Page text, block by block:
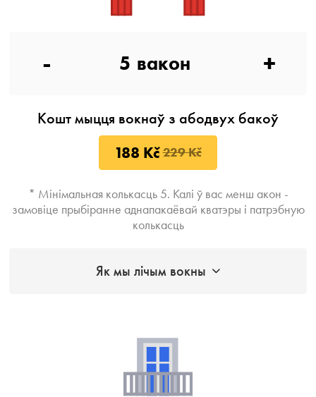
- 5 вакон +
Кошт мыцця вокнаў з абодвух бакоў
188 Kč 229 Kč
* Мінімальная колькасць 5. Калі ў вас менш акон -
замовіце прыбіранне аднапакаёвай кватэры і патрэбную
колькасць
Як мы лічым вокны